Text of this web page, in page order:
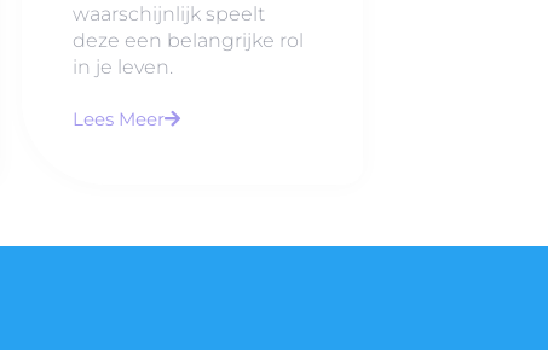
waarschijnlijk speelt
deze een belangrijke rol
in je leven.
Lees Meer